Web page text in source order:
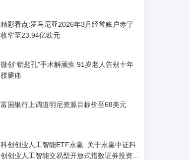
精彩看点:罗马尼亚2026年3月经常账户赤字
收窄至23.94亿欧元
微创“钥匙孔”手术解顽疾 91岁老人告别十年
腰腿痛
富国银行上调道明尼资源目标价至68美元
科创创业人工智能ETF永赢: 关于永赢中证科
创创业人工智能交易型开放式指数证券投资基